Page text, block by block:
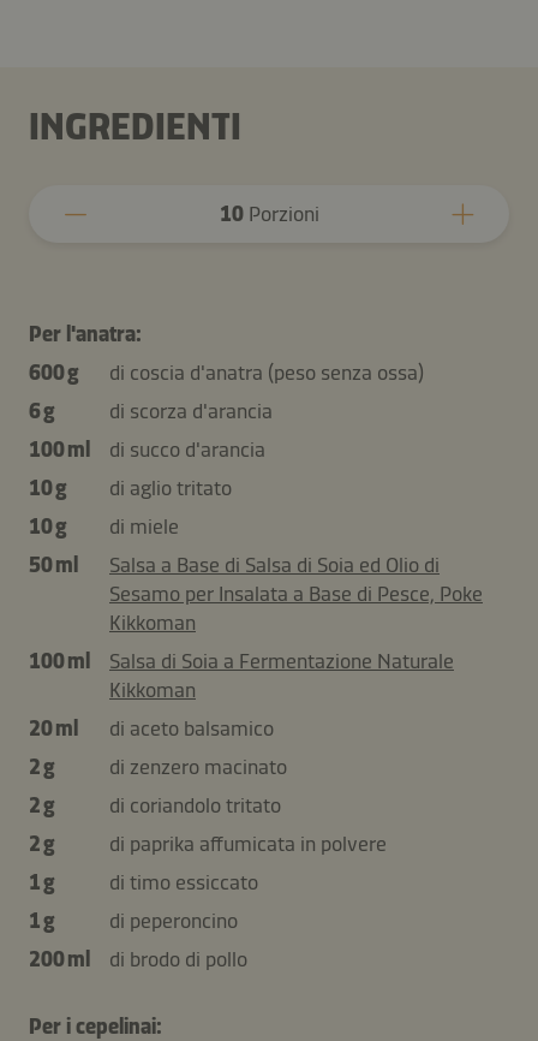
INGREDIENTI
10Porzioni
Per l'anatra:
600 g
di coscia d'anatra (peso senza ossa)
6 g
di scorza d'arancia
100 ml
di succo d'arancia
10 g
di aglio tritato
10 g
di miele
50 ml
Salsa a Base di Salsa di Soia ed Olio di
Sesamo per Insalata a Base di Pesce, Poke
Kikkoman
100 ml
Salsa di Soia a Fermentazione Naturale
Kikkoman
20 ml
di aceto balsamico
2 g
di zenzero macinato
2 g
di coriandolo tritato
2 g
di paprika affumicata in polvere
1 g
di timo essiccato
1 g
di peperoncino
200 ml
di brodo di pollo
Per i cepelinai: